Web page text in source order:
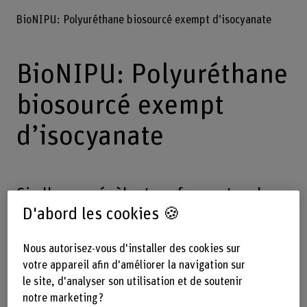
BioNIPU: Polyuréthane biosourcé exempt d’isocyanate
BioNIPU: Polyuréthane
biosourcé exempt
d’isocyanate
Si elles se révèlent performantes, les
résines de polyuréthane
contiennent des composants
problématiques. Une solution de
remplacement a été développée dans
D'abord les cookies 🍪
Nous autorisez-vous d'installer des cookies sur
votre appareil afin d'améliorer la navigation sur
le site, d'analyser son utilisation et de soutenir
notre marketing ?